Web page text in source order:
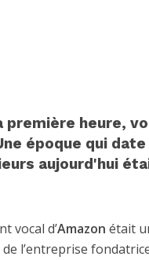
première heure,
époque qui
aujourd'hui
vocal d’Amazon était
l’entreprise